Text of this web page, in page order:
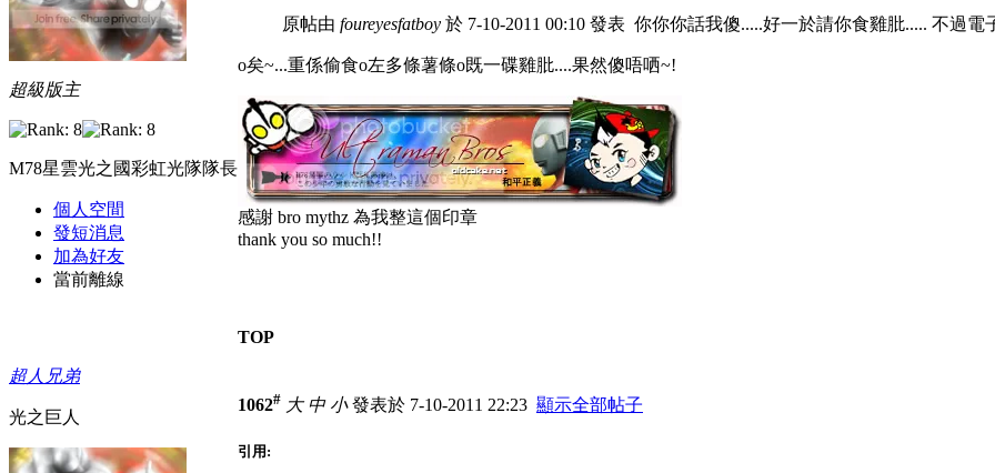
超級版主
M78星雲光之國彩虹光隊隊長
個人空間
發短消息
加為好友
當前離線
原帖由 foureyesfatboy 於 7-10-2011 00:10 發表 你你你話我傻.....好一於請你食雞肶..... 不過電
o矣~...重係偷食o左多條薯條o既一碟雞肶....果然傻唔哂~!
感謝 bro mythz 為我整這個印章
thank you so much!!
TOP
超人兄弟
光之巨人
1062# 大 中 小發表於 7-10-2011 22:23 顯示全部帖子
引用: